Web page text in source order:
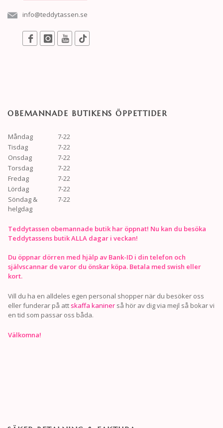
info@teddytassen.se
OBEMANNADE BUTIKENS ÖPPETTIDER
Måndag
7-22
Tisdag
7-22
Onsdag
7-22
Torsdag
7-22
Fredag
7-22
Lördag
7-22
Söndag &
helgdag
7-22
Teddytassen obemannade butik har öppnat! Nu kan du besöka
Teddytassens butik ALLA dagar i veckan!
Du öppnar dörren med hjälp av Bank-ID i din telefon och
självscannar de varor du önskar köpa. Betala med swish eller
kort.
Vill du ha en alldeles egen personal shopper när du besöker oss
eller funderar på att skaffa kaniner så hör av dig via mejl så bokar vi
en tid som passar oss båda.
Välkomna!